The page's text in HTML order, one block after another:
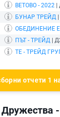
ВЕТОВО - 2022
БУНАР ТРЕЙД
ОБЕДИНЕНИЕ
ПЪТ - ТРЕЙД |
ТЕ - ТРЕЙД
отчети 1